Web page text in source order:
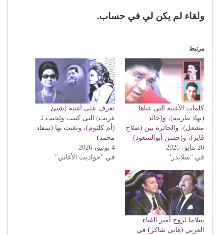
ولقاء لم يكن لي في حساب.
مرتبط
كلمات الأغنية التى غناها
(نهاد طربية)، و(خالد
مشعل)، والحائرة بين (صلاح
فايز)، و(حسن أبوالسعود)
26 مايو، 2026
في "سلايدر"
تعرف على أغنية (شيئ
غريب) التى كتبت ولحنت لـ
(أم كلثوم)، وتغنت بها (سعاد
محمد)
4 يونيو، 2026
في "حواديت الأغاني"
سلاما لروح أمير الغناء
العربي (هاني شاكر) في